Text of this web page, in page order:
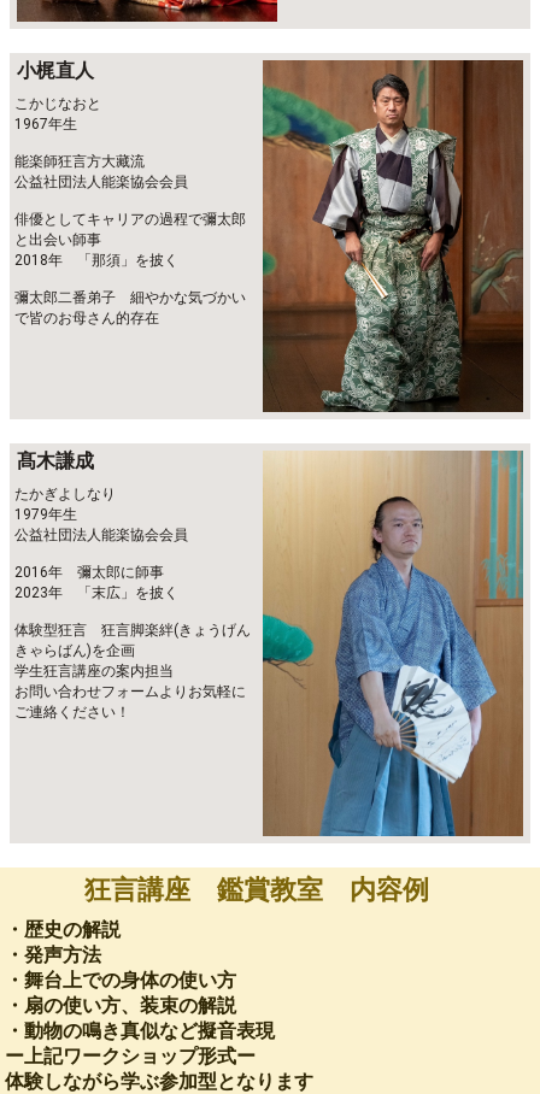
小梶直人
こかじなおと
1967年生
能楽師狂言方大藏流
公益社団法人能楽協会会員
俳優としてキャリアの過程で彌太郎
と出会い師事
2018年 「那須」を披く
彌太郎二番弟子 細やかな気づかい
で皆のお母さん的存在
髙木謙成
たかぎよしなり
1979年生
公益社団法人能楽協会会員
2016年 彌太郎に師事
2023年 「末広」を披く
体験型狂言 狂言脚楽絆(きょうげん
きゃらばん)を企画
学生狂言講座の案内担当
お問い合わせフォームよりお気軽に
ご連絡ください！
狂言講座 鑑賞教室 内容例
・歴史の解説
・発声方法
・舞台上での身体の使い方
・扇の使い方、装束の解説
・動物の鳴き真似など擬音表現
ー上記ワークショップ形式ー
体験しながら学ぶ参加型となります